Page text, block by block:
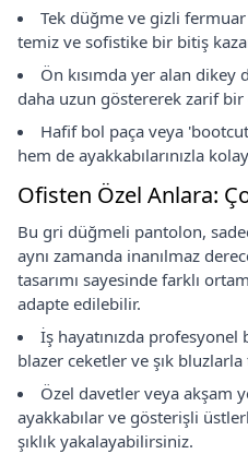
Tek düğme ve gizli
temiz ve sofistike bir bitiş
Ön kısımda yer alan dikey
daha uzun göstererek zarif bir
Hafif bol paça veya
hem de ayakkabılarınızla
Ofisten Özel Anlara:
Bu gri düğmeli pantolon,
aynı zamanda inanılmaz
tasarımı sayesinde farklı
adapte edilebilir.
İş hayatınızda
blazer ceketler ve şık bluzlarla
Özel davetler veya akşam
ayakkabılar ve gösterişli
şıklık yakalayabilirsiniz.